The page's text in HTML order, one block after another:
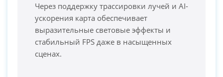
Через поддержку трассировки лучей и AI-
ускорения карта обеспечивает
выразительные световые эффекты и
стабильный FPS даже в насыщенных
сценах.